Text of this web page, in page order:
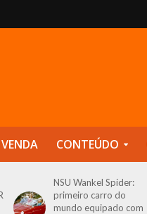
CONTEÚDO
NSU Wankel Spider:
primeiro carro do
mundo equipado com